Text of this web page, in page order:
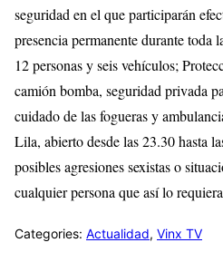
seguridad en el que participarán
presencia permanente durante
12 personas y seis vehículos;
camión bomba, seguridad privada
cuidado de las fogueras y
Lila, abierto desde las 23.30 hasta
posibles agresiones sexistas o
cualquier persona que así lo requiera
Categories: Actualidad, Vinx TV